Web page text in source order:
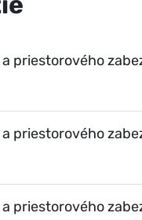
priestorového
priestorového
priestorového